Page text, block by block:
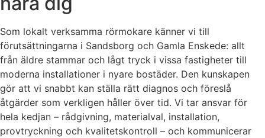
Som lokalt verksamma rörmokare känner vi till
förutsättningarna i Sandsborg och Gamla Enskede: allt
från äldre stammar och lågt tryck i vissa fastigheter till
moderna installationer i nyare bostäder. Den kunskapen
gör att vi snabbt kan ställa rätt diagnos och föreslå
åtgärder som verkligen håller över tid. Vi tar ansvar för
hela kedjan – rådgivning, materialval, installation,
provtryckning och kvalitetskontroll – och kommunicerar